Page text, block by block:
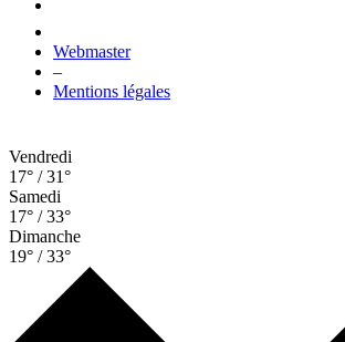
Webmaster
–
Mentions légales
Vendredi
17° / 31°
Samedi
17° / 33°
Dimanche
19° / 33°